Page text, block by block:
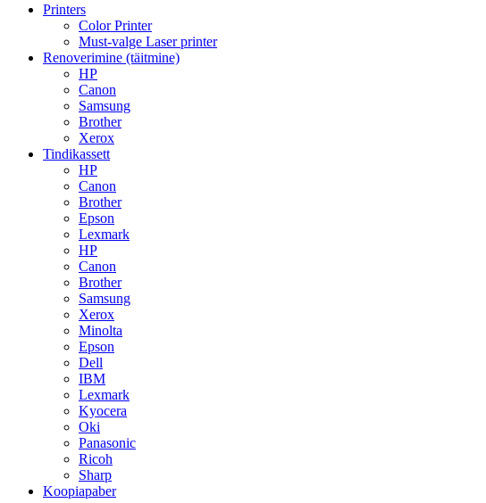
Printers
Color Printer
Must-valge Laser printer
Renoverimine (täitmine)
HP
Canon
Samsung
Brother
Xerox
Tindikassett
HP
Canon
Brother
Epson
Lexmark
HP
Canon
Brother
Samsung
Xerox
Minolta
Epson
Dell
IBM
Lexmark
Kyocera
Oki
Panasonic
Ricoh
Sharp
Koopiapaber